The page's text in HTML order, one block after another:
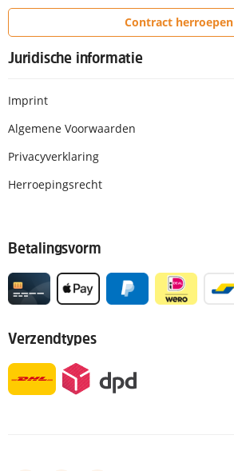
Contract herroepen
Juridische informatie
Imprint
Algemene Voorwaarden
Privacyverklaring
Herroepingsrecht
Betalingsvorm
Verzendtypes